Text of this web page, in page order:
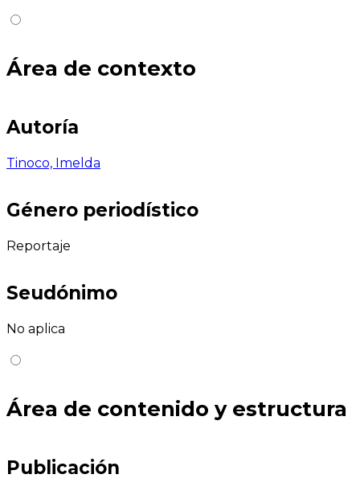
Área de contexto
Autoría
Tinoco, Imelda
Género periodístico
Reportaje
Seudónimo
No aplica
Área de contenido y estructura
Publicación